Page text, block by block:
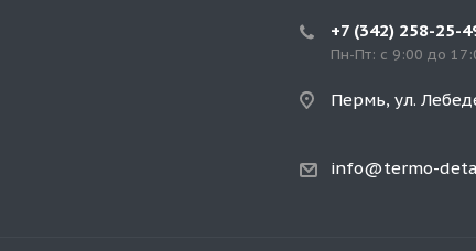
+7 (342) 258-25-
Пн-Пт: с 9:00 до
Пермь, ул.
info@termo-